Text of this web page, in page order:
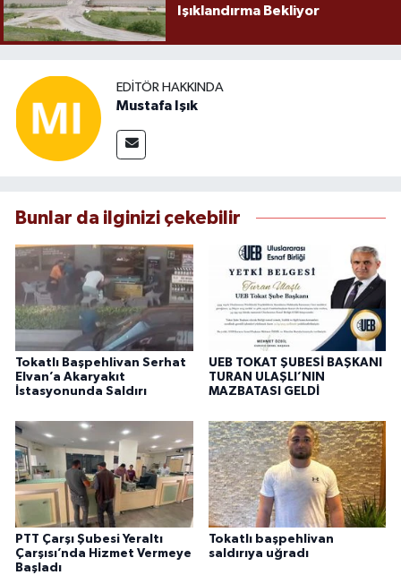
Işıklandırma Bekliyor
EDITÖR HAKKINDA
Mustafa Işık
Bunlar da ilginizi çekebilir
Tokatlı Başpehlivan Serhat
Elvan’a Akaryakıt
İstasyonunda Saldırı
UEB TOKAT ŞUBESİ BAŞKANI
TURAN ULAŞLI’NIN
MAZBATASI GELDİ
PTT Çarşı Şubesi Yeraltı
Çarşısı’nda Hizmet Vermeye
Başladı
Tokatlı başpehlivan
saldırıya uğradı